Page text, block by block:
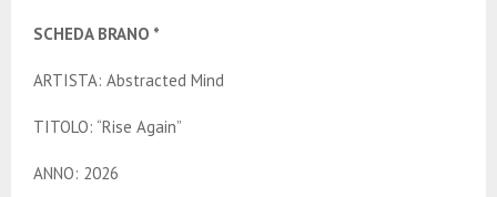
SCHEDA BRANO *
ARTISTA: Abstracted Mind
TITOLO: “Rise Again”
ANNO: 2026